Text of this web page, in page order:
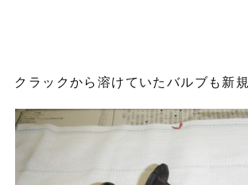
クラックから溶けていたバルブも新